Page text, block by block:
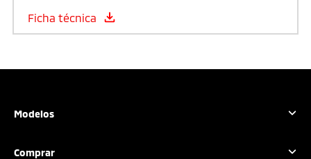
Ficha técnica
Modelos
Outlander Sport
Comprar